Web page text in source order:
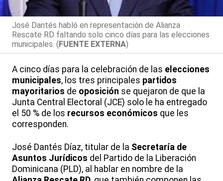
José Dantés habló en representación de Alianza
Rescate RD faltando solo cinco días para las elecciones
municipales. (FUENTE EXTERNA)
A cinco días para la celebración de las elecciones
municipales, los tres principales partidos
mayoritarios de oposición se quejaron de que la
Junta Central Electoral (JCE) solo le ha entregado
el 50 % de los recursos económicos que les
corresponden.
José Dantés Díaz, titular de la Secretaría de
Asuntos Jurídicos del Partido de la Liberación
Dominicana (PLD), al hablar en nombre de la